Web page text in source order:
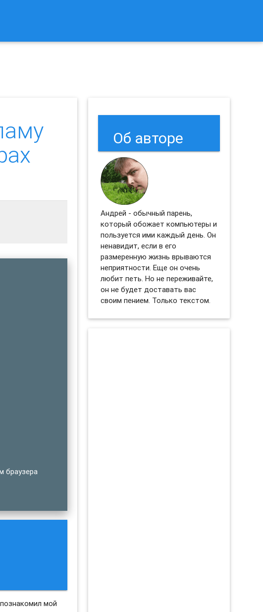
браузера
мой
Об авторе
Андрей - обычный парень,
который обожает компьютеры и
пользуется ими каждый день. Он
ненавидит, если в его
размеренную жизнь врываются
неприятности. Еще он очень
любит петь. Но не переживайте,
он не будет доставать вас
своим пением. Только текстом.